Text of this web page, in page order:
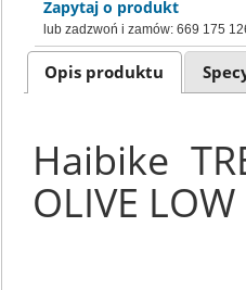
Zapytaj o produkt
lub zadzwoń i zamów: 669 175
Opis produktu
Haibike
OLIVE LOW